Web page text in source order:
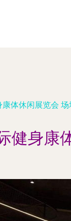
体休闲展览会
健身康